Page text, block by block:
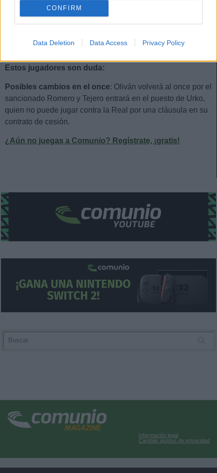
CONFIRM
Data Deletion Data Access Privacy Policy
Estos jugadores son baja:
Carlos Romero (sanción),
Pablo Ramón, Gragera, Urko (contrato).
Estos jugadores son duda:
Posibles cambios en el once: Oliván volverá al once por el
sancionado Romero y Tejero entrará en el puesto de Urko,
quien no puede jugar contra la Real por una cláusula en su
contrato de cesión.
¿Aún no juegas a Comunio? Regístrate, ¡gratis!
Información legal
Cambiar ajustes de privacidad